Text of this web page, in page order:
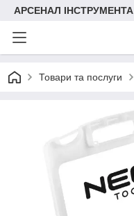
АРСЕНАЛ ІНСТРУМЕНТА
Товари та послуги